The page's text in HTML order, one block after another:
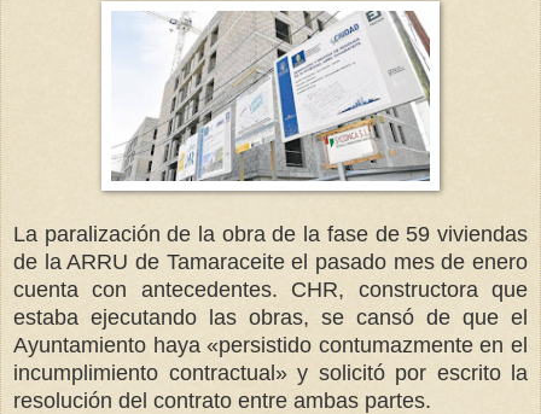
La paralización de la obra de la fase de 59 viviendas
de la ARRU de Tamaraceite el pasado mes de enero
cuenta con antecedentes. CHR, constructora que
estaba ejecutando las obras, se cansó de que el
Ayuntamiento haya «persistido contumazmente en el
incumplimiento contractual» y solicitó por escrito la
resolución del contrato entre ambas partes.